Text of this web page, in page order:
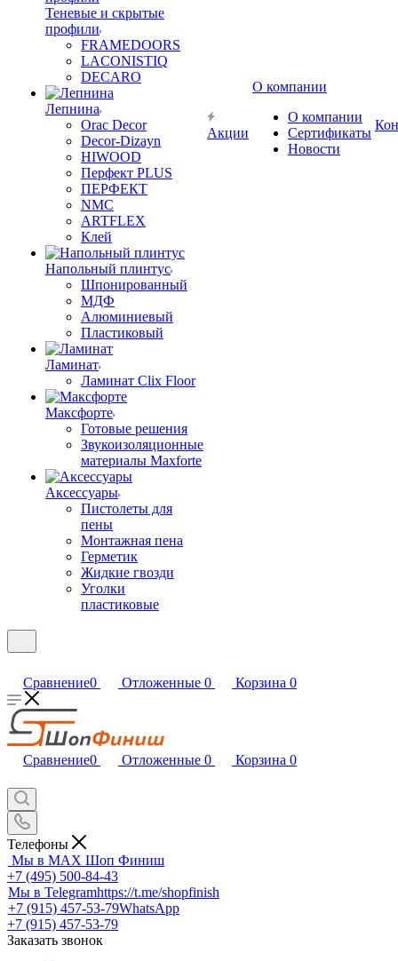
Теневые и скрытые
профили
FRAMEDOORS
LACONISTIQ
DECARO
Лепнина
Orac Decor
Decor-Dizayn
HIWOOD
Перфект PLUS
ПЕРФЕКТ
NMC
ARTFLEX
Клей
Напольный плинтус
Шпонированный
МДФ
Алюминиевый
Пластиковый
Ламинат
Ламинат Clix Floor
Максфорте
Готовые решения
Звукоизоляционные
материалы Maxforte
Аксессуары
Пистолеты для
пены
Монтажная пена
Герметик
Жидкие гвозди
Уголки
пластиковые
Акции
О компании
О компании
Сертификаты
Новости
Сравнение0 Отложенные 0 Корзина 0
Сравнение0 Отложенные 0 Корзина 0
Телефоны
Мы в MAX Шоп Финиш
+7 (495) 500-84-43
Мы в Telegramhttps://t.me/shopfinish
+7 (915) 457-53-79WhatsApp
+7 (915) 457-53-79
Заказать звонок